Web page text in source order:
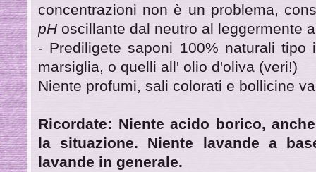
concentrazioni non è un problema,
pH oscillante dal neutro al leggermente
- Prediligete saponi 100% naturali
marsiglia, o quelli all' olio d'oliva (veri!)
Niente profumi, sali colorati e bollicine
Ricordate: Niente acido borico,
la situazione. Niente lavande a
lavande in generale.